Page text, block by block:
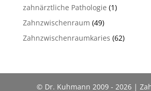
zahnärztliche Pathologie (1)
Zahnzwischenraum (49)
Zahnzwischenraumkaries (62)
© Dr. Kuhmann 2009 - 2026 |